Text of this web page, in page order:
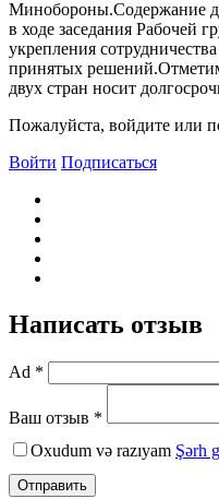
Минобороны.Содержание
в ходе заседания Рабочей
укрепления
принятых
двух стран носит
Пожалуйста, войдите или
Войти Подписаться
Написать отзыв
Ad *
Ваш отзыв *
Oxudum və razıyam Şərh
Отправить